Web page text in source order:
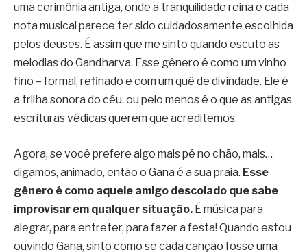
uma cerimônia antiga, onde a tranquilidade reina e cada
nota musical parece ter sido cuidadosamente escolhida
pelos deuses. É assim que me sinto quando escuto as
melodias do Gandharva. Esse gênero é como um vinho
fino – formal, refinado e com um quê de divindade. Ele é
a trilha sonora do céu, ou pelo menos é o que as antigas
escrituras védicas querem que acreditemos.
Agora, se você prefere algo mais pé no chão, mais…
digamos, animado, então o Gana é a sua praia. Esse
gênero é como aquele amigo descolado que sabe
improvisar em qualquer situação. É música para
alegrar, para entreter, para fazer a festa! Quando estou
ouvindo Gana, sinto como se cada canção fosse uma